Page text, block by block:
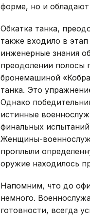
форме, но и
Обкатка танка,
также входило в
инженерные знания
преодолении полосы
бронемашиной
танка. Это
Однако
истинные
финальных
Женщины-
проплыли
оружие находилось
Напомним, что до
немного.
готовности, всегда